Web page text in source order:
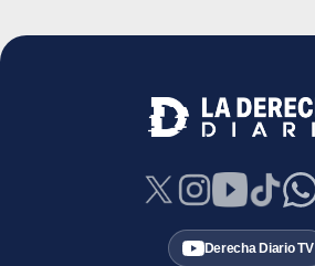
Derecha Diario TV